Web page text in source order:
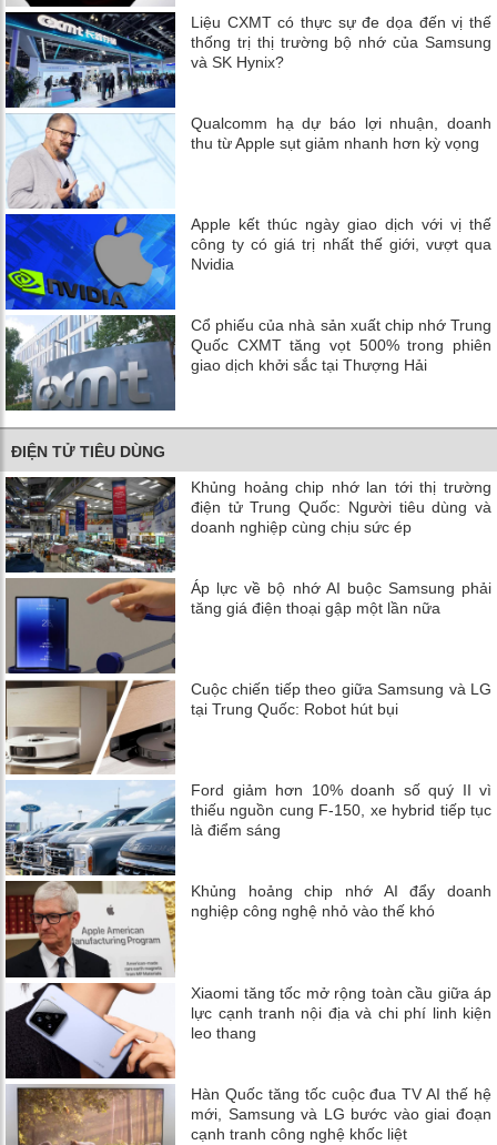
Liệu CXMT có thực sự đe dọa đến vị thế
thống trị thị trường bộ nhớ của Samsung
và SK Hynix?
Qualcomm hạ dự báo lợi nhuận, doanh
thu từ Apple sụt giảm nhanh hơn kỳ vọng
Apple kết thúc ngày giao dịch với vị thế
công ty có giá trị nhất thế giới, vượt qua
Nvidia
Cổ phiếu của nhà sản xuất chip nhớ Trung
Quốc CXMT tăng vọt 500% trong phiên
giao dịch khởi sắc tại Thượng Hải
ĐIỆN TỬ TIÊU DÙNG
Khủng hoảng chip nhớ lan tới thị trường
điện tử Trung Quốc: Người tiêu dùng và
doanh nghiệp cùng chịu sức ép
Áp lực về bộ nhớ AI buộc Samsung phải
tăng giá điện thoại gập một lần nữa
Cuộc chiến tiếp theo giữa Samsung và LG
tại Trung Quốc: Robot hút bụi
Ford giảm hơn 10% doanh số quý II vì
thiếu nguồn cung F-150, xe hybrid tiếp tục
là điểm sáng
Khủng hoảng chip nhớ AI đẩy doanh
nghiệp công nghệ nhỏ vào thế khó
Xiaomi tăng tốc mở rộng toàn cầu giữa áp
lực cạnh tranh nội địa và chi phí linh kiện
leo thang
Hàn Quốc tăng tốc cuộc đua TV AI thế hệ
mới, Samsung và LG bước vào giai đoạn
cạnh tranh công nghệ khốc liệt